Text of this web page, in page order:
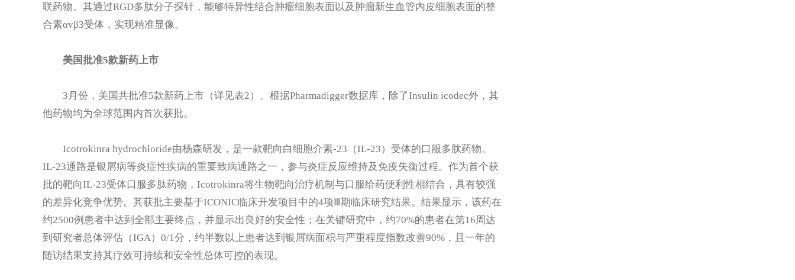
联药物。其通过RGD多肽分子探针，能够特异性结合肿瘤细胞表面以及肿瘤新生血管内皮细胞表面的整
合素αvβ3受体，实现精准显像。
美国批准5款新药上市
3月份，美国共批准5款新药上市（详见表2）。根据Pharmadigger数据库，除了Insulin icodec外，其
他药物均为全球范围内首次获批。
Icotrokinra hydrochloride由杨森研发，是一款靶向白细胞介素-23（IL-23）受体的口服多肽药物。
IL-23通路是银屑病等炎症性疾病的重要致病通路之一，参与炎症反应维持及免疫失衡过程。作为首个获
批的靶向IL-23受体口服多肽药物，Icotrokinra将生物靶向治疗机制与口服给药便利性相结合，具有较强
的差异化竞争优势。其获批主要基于ICONIC临床开发项目中的4项Ⅲ期临床研究结果。结果显示，该药在
约2500例患者中达到全部主要终点，并显示出良好的安全性；在关键研究中，约70%的患者在第16周达
到研究者总体评估（IGA）0/1分，约半数以上患者达到银屑病面积与严重程度指数改善90%，且一年的
随访结果支持其疗效可持续和安全性总体可控的表现。